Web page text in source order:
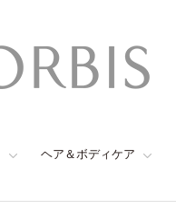
ヘア＆ボディケア